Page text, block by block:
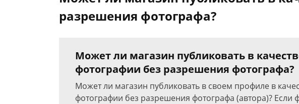
разрешения фотографа?
Может ли магазин публиковать в
фотографии без разрешения фотографа?
Может ли магазин публиковать в своем профиле в
фотографии без разрешения фотографа (автора)? Если